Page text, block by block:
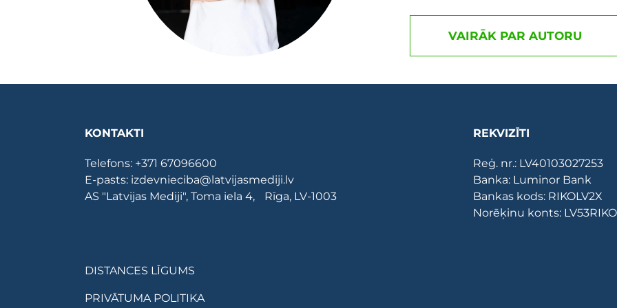
VAIRĀK PAR AUTORU
KONTAKTI
Telefons: +371 67096600
E-pasts: izdevnieciba@latvijasmediji.lv
AS "Latvijas Mediji", Toma iela 4, Rīga, LV-1003
REKVIZĪTI
Reģ. nr.: LV40103027253
Banka: Luminor Bank
Bankas kods: RIKOLV2X
Norēķinu konts:
DISTANCES LĪGUMS
PRIVĀTUMA POLITIKA